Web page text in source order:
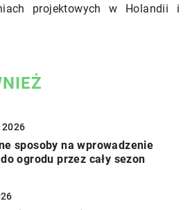
projektowych w Holandii i
sposoby na wprowadzenie
ogrodu przez cały sezon